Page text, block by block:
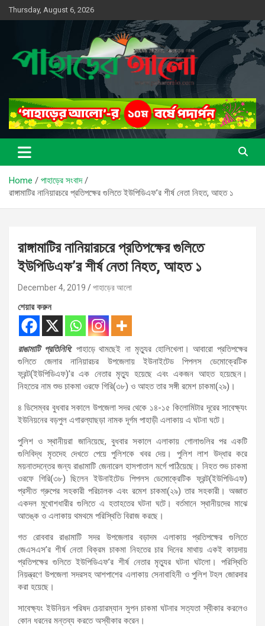
Skip
to
Thursday, August 6, 2026
পাহাড়ের আলো
সত্যের সন্ধানে, পাহাড়ের পথে
Home
পাহাড়ের সংবাদ
রাঙ্গামাটির নানিয়ারচরে প্রতিপক্ষের গুলিতে ইউপিডিএফ’র শীর্ষ নেতা নিহত, আহত ১
রাঙ্গামাটির নানিয়ারচরে প্রতিপক্ষের গুলিতে
ইউপিডিএফ’র শীর্ষ নেতা নিহত, আহত ১
December 4, 2019 পাহাড়ের আলো
শেয়ার করুন
রাঙামাটি প্রতিনিধি:পাহাড়ে থামছেই না মৃত্যুর হোলিখেলা। আবারো প্রতিপক্ষের
গুলিতে জেলার নানিয়ারচর উপজেলায় ইউনাইটেড পিপলস ডেমোক্রেটিক
ফ্রন্ট(ইউপিডিএফ)’র এক নেতার মৃত্যু হয়েছে এবং একজন আহত হয়েছেন।
নিহতের নাম শুভ চাকমা ওরফে গিরি(৩৮) ও আহত তার সঙ্গী রমেশ চাকমা(২৯)।
৪ ডিসেম্বর বুধবার সকালে উপজেলা সদর থেকে ১৪-১৫ কিলোমিটার দূরের সাবেক্ষ্যং
ইউনিয়নের বড়পুল এগারল্যাছড়া নামক দূর্গম পাহাড়ী এলাকায় এ ঘটনা ঘটে।
পুলিশ ও স্থানীয়রা জানিয়েছে, বুধবার সকালে এলাকায় গোলাগুলির পর একটি
গুলিবিদ্ধ মৃতদেহ দেখতে পেয়ে পুলিশকে খবর দেয়। পুলিশ লাশ উদ্ধার করে
ময়নাতদন্তের জন্য রাঙামাটি জেনারেল হাসপাতাল মর্গে পাঠিয়েছে। নিহত শুভ চাকমা
ওরফে গিরি(৩৮) ছিলেন ইউনাইটেড পিপলস ডেমোক্রেটিক ফ্রন্ট(ইউপিডিএফ)
প্রসীত গ্রুপের সহকারী পরিচালক এবং রমেশ চাকমা(২৯) তার সহকারী। অজ্ঞাত
একদল মুখোশধারীর গুলিতে এ হতাহতের ঘটনা ঘটে। বর্তমানে স্থানীয়দের মাঝে
আতঙ্ক ও এলাকায় থমথমে পরিস্থিতি বিরাজ করছে।
গত রোববার রাঙামাটি সদর উপজেলার বড়াদম এলাকায় প্রতিপক্ষের গুলিতে
জেএসএস’র শীর্ষ নেতা বিক্রম চাকমা নিহতের চার দিনের মাথায় একই কায়দায়
প্রতিপক্ষের গুলিতে ইউপিডিএফ’র শীর্ষ নেতার মৃত্যুর ঘটনা ঘটলো। পরিস্থিতি
নিয়ন্ত্রণে উপজেলা সদরসহ আশপাশের এলাকায় সেনাবাহিনী ও পুলিশ টহল জোরদার
করা হয়েছে।
সাবেক্ষ্যং ইউনিয়ন পরিষদ চেয়ারম্যান সুপন চাকমা ঘটনার সত্যতা স্বীকার করলেও
কোন ধরনের মন্তব্য করতে অস্বীকার করেন।